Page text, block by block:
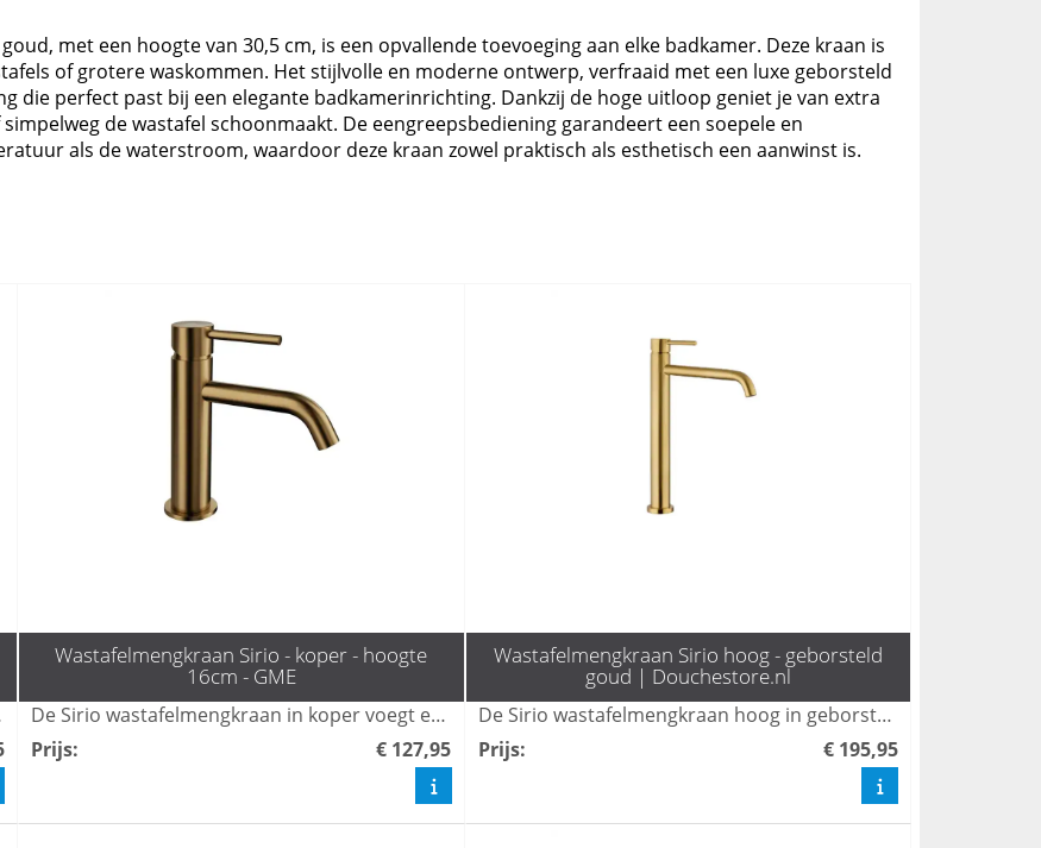
met een hoogte van 30,5 cm, is een opvallende toevoeging aan elke badkamer. Deze kraan is
of grotere waskommen. Het stijlvolle en moderne ontwerp, verfraaid met een luxe geborsteld
die perfect past bij een elegante badkamerinrichting. Dankzij de hoge uitloop geniet je van extra
de wastafel schoonmaakt. De eengreepsbediening garandeert een soepele en
als de waterstroom, waardoor deze kraan zowel praktisch als esthetisch een aanwinst is.
toevoeging aan uw sanitair.
Wastafelmengkraan Sirio - koper - hoogte
16cm - GME
De Sirio wastafelmengkraan in koper voegt een luxe uitstraling toe aan elke badkamer met zijn stijlvolle design en duurzame afwerking. Deze mengkraan biedt niet alleen gebruiksgemak dankzij de soepele bediening, maar is ook eenvoudig te installeren en onderhoudsvriendelijk. Met zijn tijdloze schoonheid en functionaliteit is de Sirio wastafelmengkraan de ideale keuze voor moderne interieurs.
Prijs: € 127,95
Wastafelmengkraan Sirio hoog - geborsteld
goud | Douchestore.nl
De Sirio wastafelmengkraan hoog in geborsteld goud biedt een stijlvolle en moderne uitstraling voor elke badkamer. Met zijn hoogwaardige afwerking en praktische ontwerp zorgt deze kraan voor een perfecte combinatie van functionaliteit en luxe. Upgrade je sanitaire voorzieningen met deze elegantie en maak een statement in je interieur.
Prijs: € 195,95